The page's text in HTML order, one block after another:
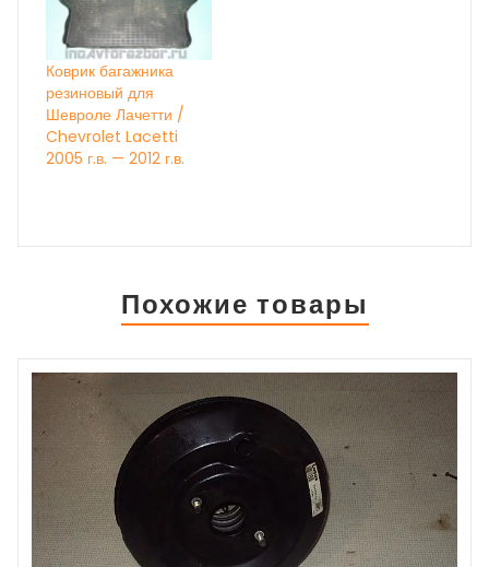
Коврик багажника
резиновый для
Шевроле Лачетти /
Chevrolet Lacetti
2005 г.в. — 2012 г.в.
Похожие товары